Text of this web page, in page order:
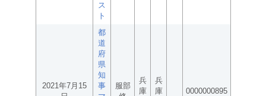
ス
ト
2021年7月15
都
道
府
県
知
事
服部
兵
庫
兵
庫
0000000895